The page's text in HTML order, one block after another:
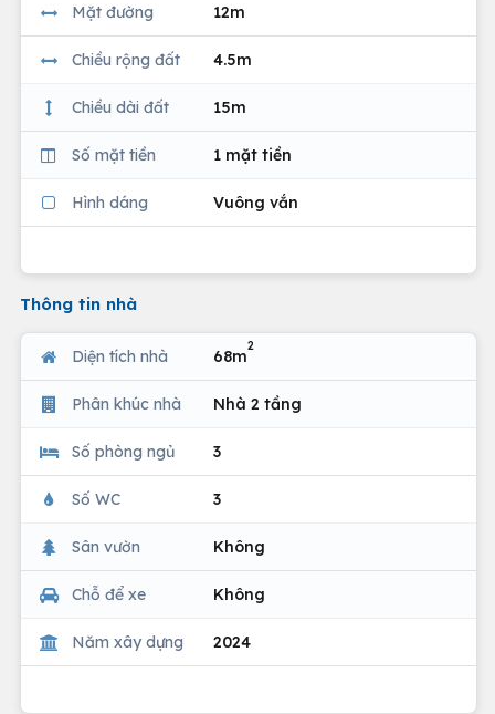
Mặt đường 12m
Chiều rộng đất 4.5m
Chiều dài đất 15m
Số mặt tiền 1 mặt tiền
Hình dáng Vuông vắn
Thông tin nhà
Diện tích nhà 68m
2
Phân khúc nhà Nhà 2 tầng
Số phòng ngủ 3
Số WC 3
Sân vườn Không
Chỗ để xe Không
Năm xây dựng 2024